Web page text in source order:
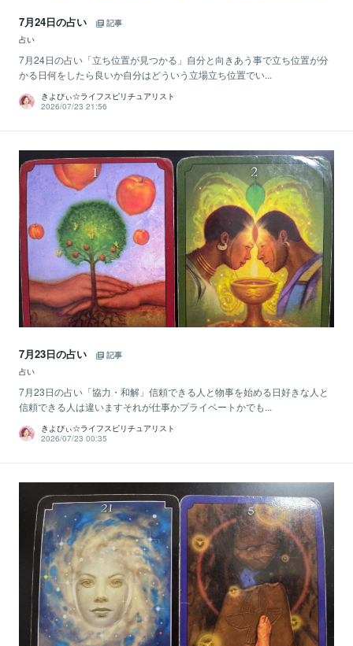
7月24日の占い
記事
占い
7月24日の占い「立ち位置が見つかる」自分と向きあう事で立ち位置が分
かる日何をしたら良いか自分はどういう立場立ち位置でい...
きよぴぃ☆ライフスピリチュアリスト
2026/07/23 21:56
7月23日の占い
記事
占い
7月23日の占い「協力・和解」信頼できる人と物事を始める日好きな人と
信頼できる人は違いますそれが仕事かプライベートかでも...
きよぴぃ☆ライフスピリチュアリスト
2026/07/23 00:35